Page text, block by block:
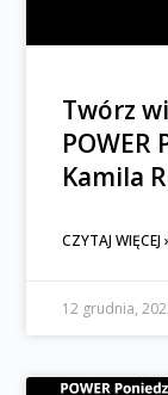
Twórz
POWER
Kamila
CZYTAJ WIĘCEJ
12 grudnia,